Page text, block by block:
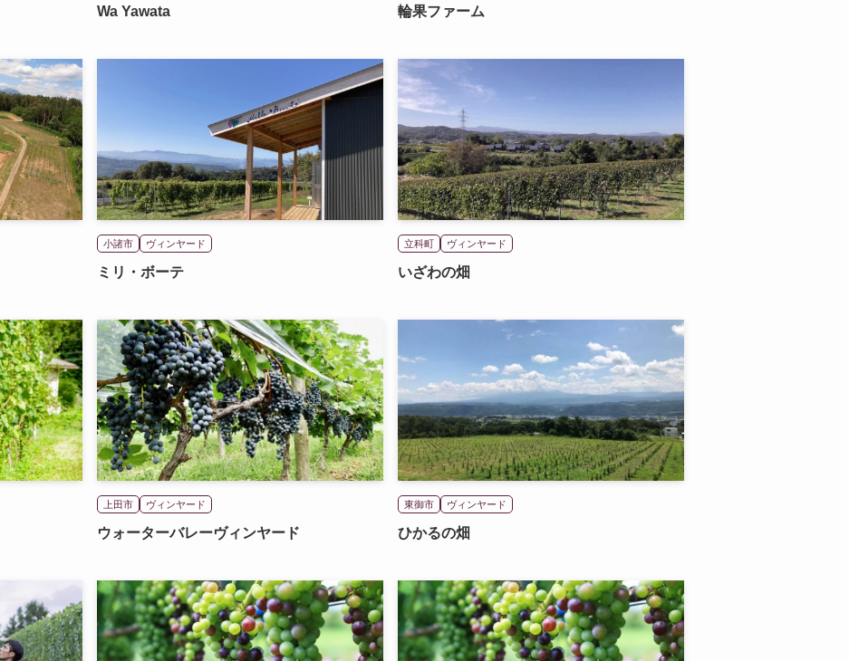
Wa Yawata 輪果ファーム
小諸市 ヴィンヤード
ミリ・ボーテ
立科町 ヴィンヤード
いざわの畑
上田市 ヴィンヤード
ウォーターバレーヴィンヤード
東御市 ヴィンヤード
ひかるの畑